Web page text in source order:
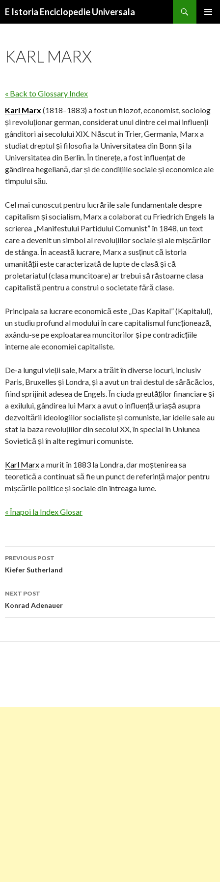
E Istoria Enciclopedie Universala
KARL MARX
« Back to Glossary Index
Karl Marx (1818–1883) a fost un filozof, economist, sociolog
și revoluționar german, considerat unul dintre cei mai influenți
gânditori ai secolului XIX. Născut în Trier, Germania, Marx a
studiat dreptul și filosofia la Universitatea din Bonn și la
Universitatea din Berlin. În tinerețe, a fost influențat de
gândirea hegeliană, dar și de condițiile sociale și economice ale
timpului său.
Cel mai cunoscut pentru lucrările sale fundamentale despre
capitalism și socialism, Marx a colaborat cu Friedrich Engels la
scrierea „Manifestului Partidului Comunist” în 1848, un text
care a devenit un simbol al revoluțiilor sociale și ale mișcărilor
de stânga. În această lucrare, Marx a susținut că istoria
umanității este caracterizată de lupte de clasă și că
proletariatul (clasa muncitoare) ar trebui să răstoarne clasa
capitalistă pentru a construi o societate fără clase.
Principala sa lucrare economică este „Das Kapital” (Kapitalul),
un studiu profund al modului în care capitalismul funcționează,
axându-se pe exploatarea muncitorilor și pe contradicțiile
interne ale economiei capitaliste.
De-a lungul vieții sale, Marx a trăit în diverse locuri, inclusiv
Paris, Bruxelles și Londra, și a avut un trai destul de sărăcăcios,
fiind sprijinit adesea de Engels. În ciuda greutăților financiare și
a exilului, gândirea lui Marx a avut o influență uriașă asupra
dezvoltării ideologiilor socialiste și comuniste, iar ideile sale au
stat la baza revoluțiilor din secolul XX, în special în Uniunea
Sovietică și în alte regimuri comuniste.
Karl Marxa murit în 1883 la Londra, dar moștenirea sa
teoretică a continuat să fie un punct de referință major pentru
mișcările politice și sociale din întreaga lume.
« Înapoi la Index Glosar
Post
navigation
PREVIOUS POST
Kiefer Sutherland
NEXT POST
Konrad Adenauer